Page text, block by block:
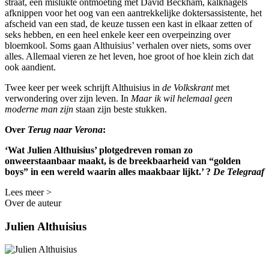
afknippen voor het oog van een aantrekkelijke doktersassistente, het
afscheid van een stad, de keuze tussen een kast in elkaar zetten of
seks hebben, en een heel enkele keer een overpeinzing over
bloemkool. Soms gaan Althuisius’ verhalen over niets, soms over
alles. Allemaal vieren ze het leven, hoe groot of hoe klein zich dat
ook aandient.
Twee keer per week schrijft Althuisius in de Volkskrantmet
verwondering over zijn leven. In Maar ik wil helemaal geen
moderne man zijn staan zijn beste stukken.
Over Terug naar Verona:
‘Wat Julien Althuisius’ plotgedreven roman zo
onweerstaanbaar maakt, is de breekbaarheid van “golden
boys” in een wereld waarin alles maakbaar lijkt.’ ? De Telegraaf
Lees meer >
Over de auteur
Julien Althuisius